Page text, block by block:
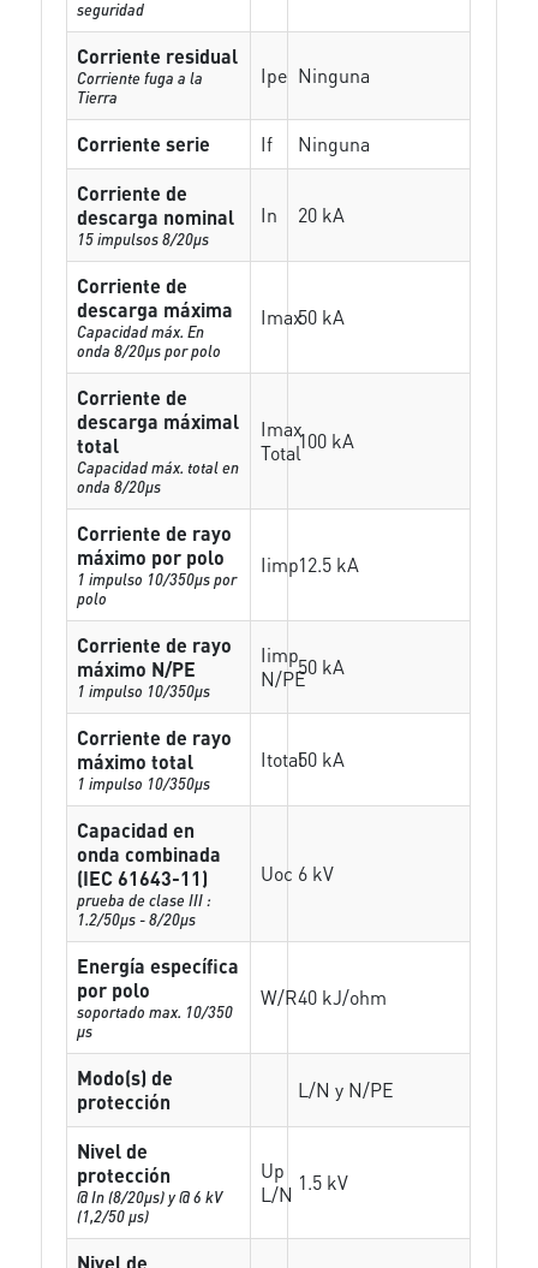
seguridad
Corriente residual
Corriente fuga a la
Tierra
Ipe Ninguna
Corriente serie If
Ninguna
Corriente de
descarga nominal
15 impulsos 8/20µs
In 20 kA
Corriente de
descarga máxima
Capacidad máx. En
onda 8/20µs por polo
Imax50 kA
Corriente de
descarga máximal
total
Capacidad máx. total en
onda 8/20µs
Imax
Total100 kA
Corriente de rayo
máximo por polo
1 impulso 10/350µs por
polo
Iimp12.5 kA
Corriente de rayo
máximo N/PE
1 impulso 10/350µs
Iimp
N/PE50 kA
Corriente de rayo
máximo total
1 impulso 10/350µs
Itotal50 kA
Capacidad en
onda combinada
(IEC 61643-11)
prueba de clase III :
1.2/50µs - 8/20µs
Uoc 6 kV
Energía específica
por polo
soportado max. 10/350
µs
W/R40 kJ/ohm
Modo(s) de
protección
L/N y N/PE
Nivel de
protección
@ In (8/20µs) y @ 6 kV
(1,2/50 µs)
Up
L/N 1.5 kV
Nivel de